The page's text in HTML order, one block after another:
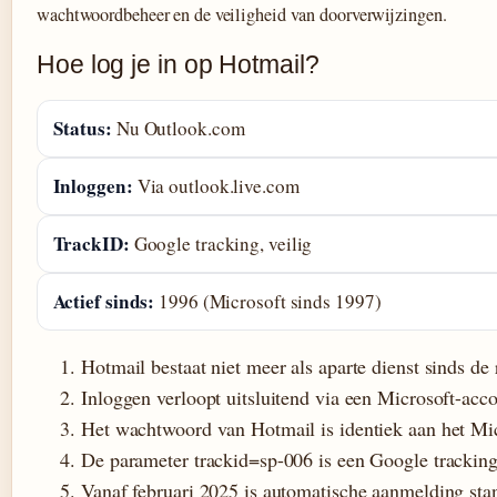
wachtwoordbeheer en de veiligheid van doorverwijzingen.
Hoe log je in op Hotmail?
Status: Nu Outlook.com
Inloggen: Via outlook.live.com
TrackID: Google tracking, veilig
Actief sinds: 1996 (Microsoft sinds 1997)
Hotmail bestaat niet meer als aparte dienst sinds
Inloggen verloopt uitsluitend via een Microsoft-
Het wachtwoord van Hotmail is identiek aan het
De parameter trackid=sp-006 is een Google
Vanaf februari 2025 is automatische aanmelding